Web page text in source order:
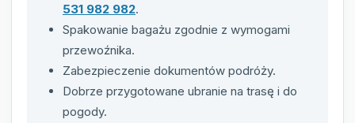
531 982 982.
Spakowanie bagażu zgodnie z wymogami
przewoźnika.
Zabezpieczenie dokumentów podróży.
Dobrze przygotowane ubranie na trasę i do
pogody.